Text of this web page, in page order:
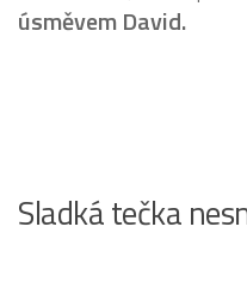
úsměvem David.
Sladká tečka